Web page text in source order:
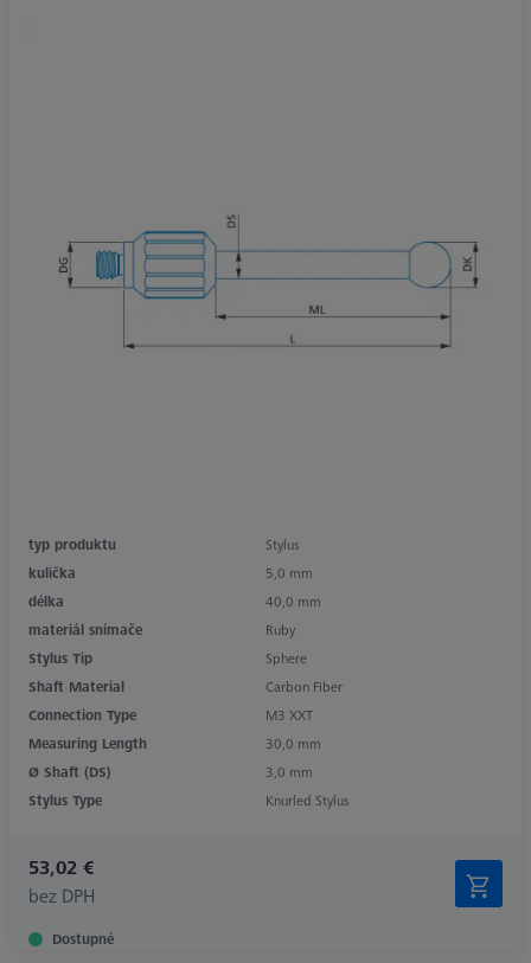
typ produktu
Stylus
kulička
5,0 mm
délka
40,0 mm
materiál snímače
Ruby
Stylus Tip
Sphere
Shaft Material
Carbon Fiber
Connection Type
M3 XXT
Measuring Length
30,0 mm
Ø Shaft (DS)
3,0 mm
Stylus Type
Knurled Stylus
53,02 €
bez DPH
Dostupné